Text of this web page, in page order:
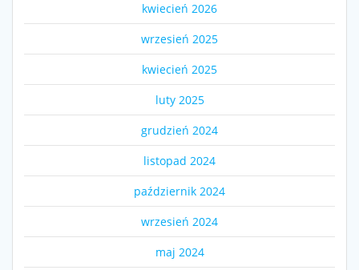
kwiecień 2026
wrzesień 2025
kwiecień 2025
luty 2025
grudzień 2024
listopad 2024
październik 2024
wrzesień 2024
maj 2024